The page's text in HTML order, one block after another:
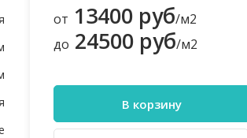
от 13400 руб/м2
до 24500 руб/м2
В корзину